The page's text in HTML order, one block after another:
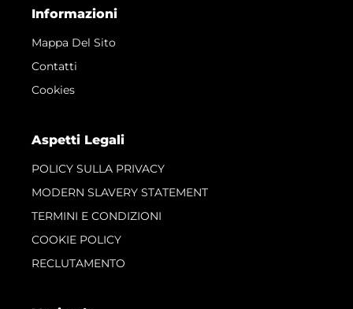
Informazioni
Mappa Del Sito
Contatti
Cookies
Aspetti Legali
POLICY SULLA PRIVACY
MODERN SLAVERY STATEMENT
TERMINI E CONDIZIONI
COOKIE POLICY
RECLUTAMENTO